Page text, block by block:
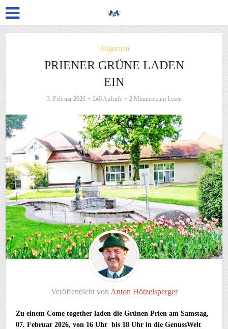
Allgemein
PRIENER GRÜNE LADEN
EIN
3. Februar 2026 240 Aufrufe 2 Minuten zum Lesen
Veröffentlicht von Anton Hötzelsperger
Zu einem Come together laden die Grünen Prien am Samstag,
07. Februar 2026, von 16 Uhr bis 18 Uhr in die GenussWelt